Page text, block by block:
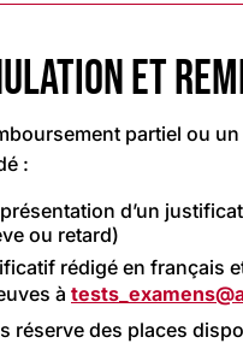
ET
partiel ou
:
d’un
ou retard)
rédigé en français
à
réserve des places